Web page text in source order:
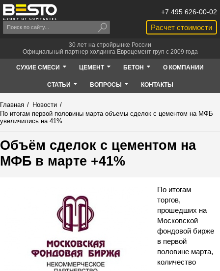
Расчет стоимости
+7 495 626-00-02
30 лет на стройрынке России
Официальный партнер холдинга Евроцемент груп с 2009 года
СУХИЕ СМЕСИ ЦЕМЕНТ БЕТОН О КОМПАНИИ
СТАТЬИ ВОПРОСЫ КОНТАКТЫ
Главная / Новости /
По итогам первой половины марта объемы сделок с цементом на МФБ
увеличились на 41%
Объём сделок с цементом на
МФБ в марте +41%
По итогам
торгов,
прошедших на
Московской
фондовой бирже
в первой
половине марта,
количество